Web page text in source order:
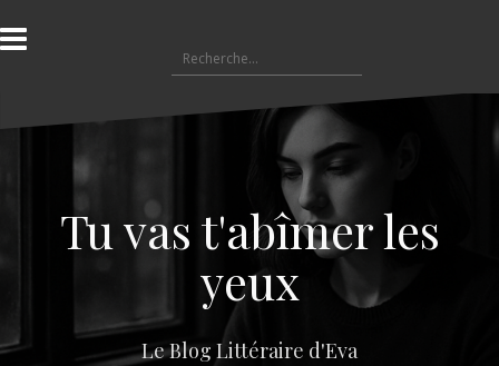
l
a
e
e
Tu vas t'abîmer les
yeux
Le Blog Littéraire d'Eva